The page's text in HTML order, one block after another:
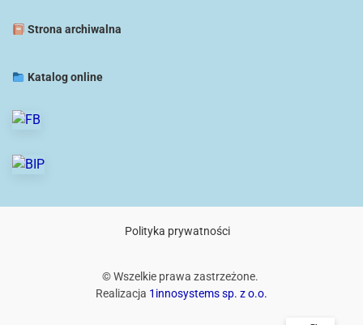
Strona archiwalna
Katalog online
Polityka prywatności
© Wszelkie prawa zastrzeżone.
Realizacja 1innosystems sp. z o.o.